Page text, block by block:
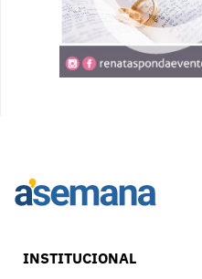
INSTITUCIONAL